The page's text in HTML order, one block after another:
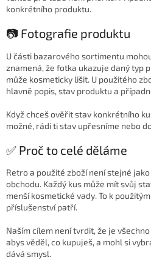
konkrétního produktu.
📷 Fotografie produktu
U části bazarového sortimentu
znamená, že fotka ukazuje daný typ
může kosmeticky lišit. U použitého
hlavně popis, stav produktu a
Když chceš ověřit stav konkrétního
možné, rádi ti stav upřesníme nebo
✅ Proč to celé děláme
Retro a použité zboží není stejné
obchodu. Každý kus může mít svůj
menší kosmetické vady. To k
příslušenství patří.
Naším cílem není tvrdit, že je
abys věděl, co kupuješ, a mohl si
dává smysl.